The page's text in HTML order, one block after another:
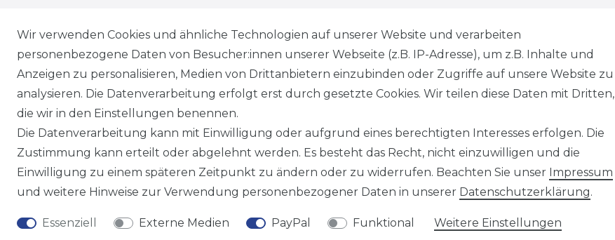
Wir versenden mit
Wir verwenden Cookies und ähnliche Technologien auf unserer Website und verarbeiten
personenbezogene Daten von Besucher:innen unserer Webseite (z.B. IP-Adresse), um z.B. Inhalte und
Anzeigen zu personalisieren, Medien von Drittanbietern einzubinden oder Zugriffe auf unsere Website zu
analysieren. Die Datenverarbeitung erfolgt erst durch gesetzte Cookies. Wir teilen diese Daten mit Dritten,
die wir in den Einstellungen benennen.
Die Datenverarbeitung kann mit Einwilligung oder aufgrund eines berechtigten Interesses erfolgen. Die
Zustimmung kann erteilt oder abgelehnt werden. Es besteht das Recht, nicht einzuwilligen und die
Einwilligung zu einem späteren Zeitpunkt zu ändern oder zu widerrufen. Beachten Sie unser Impressum
und weitere Hinweise zur Verwendung personenbezogener Daten in unserer Daten­schutz­erklärung.
Essenziell Externe Medien PayPal Funktional Weitere Einstellungen